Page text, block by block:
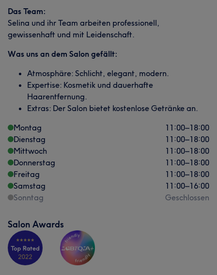
Das Team:
Selina und ihr Team arbeiten professionell,
gewissenhaft und mit Leidenschaft.
Was uns an dem Salon gefällt:
Atmosphäre: Schlicht, elegant, modern.
Expertise: Kosmetik und dauerhafte
Haarentfernung.
Extras: Der Salon bietet kostenlose Getränke an.
Montag
11:00–18:00
Dienstag
11:00–18:00
Mittwoch
11:00–18:00
Donnerstag
11:00–18:00
Freitag
11:00–18:00
Samstag
11:00–16:00
Sonntag
Geschlossen
Salon Awards